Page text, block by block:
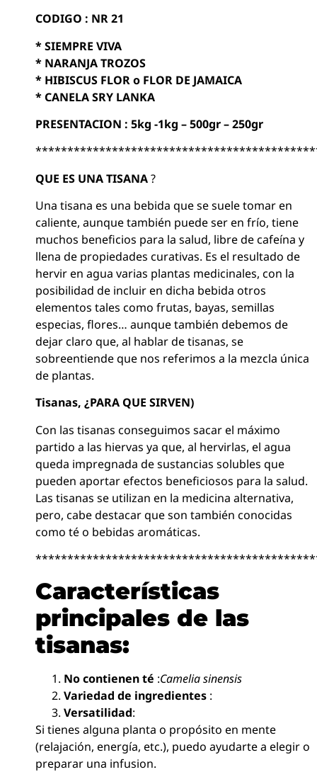
CODIGO : NR 21
* SIEMPRE VIVA
* NARANJA TROZOS
* HIBISCUS FLOR o FLOR DE JAMAICA
* CANELA SRY LANKA
PRESENTACION : 5kg -1kg – 500gr – 250gr
QUE ES UNA TISANA?
Una tisana es una bebida que se suele tomar en
caliente, aunque también puede ser en frío, tiene
muchos beneficios para la salud, libre de cafeína y
llena de propiedades curativas. Es el resultado de
hervir en agua varias plantas medicinales, con la
posibilidad de incluir en dicha bebida otros
elementos tales como frutas, bayas, semillas
especias, flores… aunque también debemos de
dejar claro que, al hablar de tisanas, se
sobreentiende que nos referimos a la mezcla única
de plantas.
Tisanas, ¿PARA QUE SIRVEN)
Con las tisanas conseguimos sacar el máximo
partido a las hiervas ya que, al hervirlas, el agua
queda impregnada de sustancias solubles que
pueden aportar efectos beneficiosos para la salud.
Las tisanas se utilizan en la medicina alternativa,
pero, cabe destacar que son también conocidas
como té o bebidas aromáticas.
Características
principales de las
tisanas:
No contienen té :Camelia sinensis
Variedad de ingredientes :
Versatilidad:
Si tienes alguna planta o propósito en mente
(relajación, energía, etc.), puedo ayudarte a elegir o
preparar una infusion.